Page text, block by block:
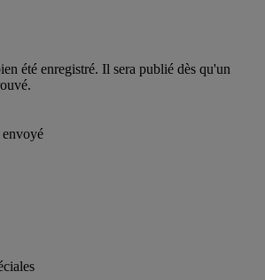
été enregistré. Il sera publié dès qu'un
envoyé